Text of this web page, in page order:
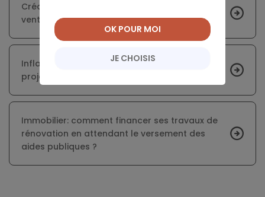
Crédit immobilier : décrochage record des
ventes de maisons neuves individuelles
Inflation : les salaires ne suivent pas, les
projets immobiliers suscitent plus d’inquiétude
Immobilier: comment financer ses travaux de
rénovation en attendant le versement des
aides publiques ?
JE CHOISIS
OK POUR MOI